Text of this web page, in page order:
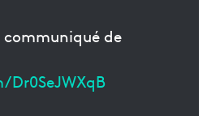
communiqué de